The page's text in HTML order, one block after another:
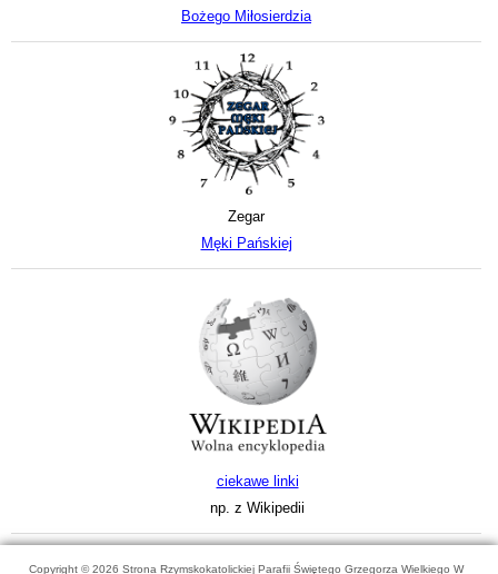
Bożego Miłosierdzia
Zegar
Męki Pańskiej
ciekawe linki
np. z Wikipedii
Copyright © 2026 Strona Rzymskokatolickiej Parafii Świętego Grzegorza Wielkiego W